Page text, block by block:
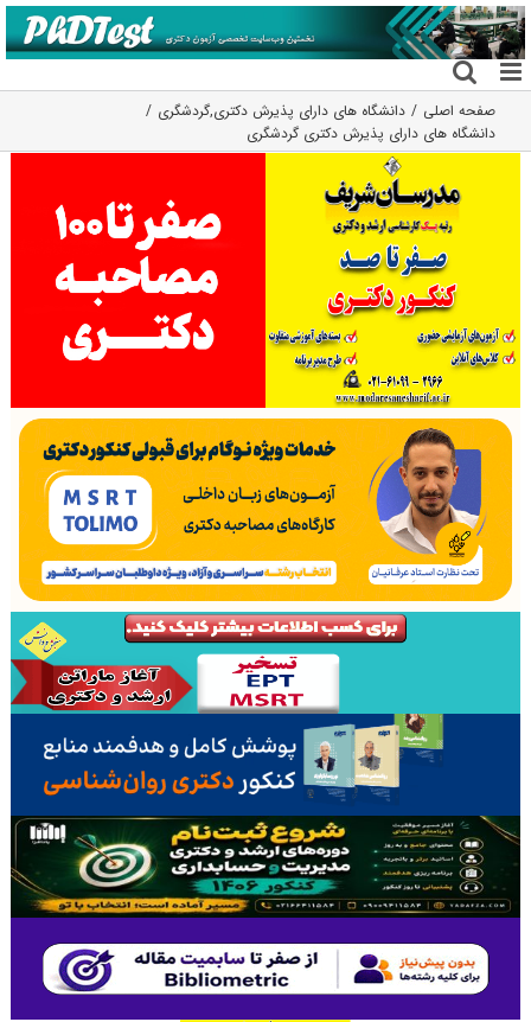
رفتن
به
محتوا
صفحه اصلی دانشگاه های دارای پذیرش دکتری,گردشگری
دانشگاه های دارای پذیرش دکتری ﮔﺮدﺷﮕﺮی